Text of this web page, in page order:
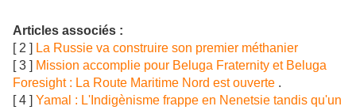
Articles associés :
[ 2 ] La Russie va construire son premier méthanier
[ 3 ] Mission accomplie pour Beluga Fraternity et Beluga
Foresight : La Route Maritime Nord est ouverte .
[ 4 ] Yamal : L'Indigènisme frappe en Nenetsie tandis qu'un